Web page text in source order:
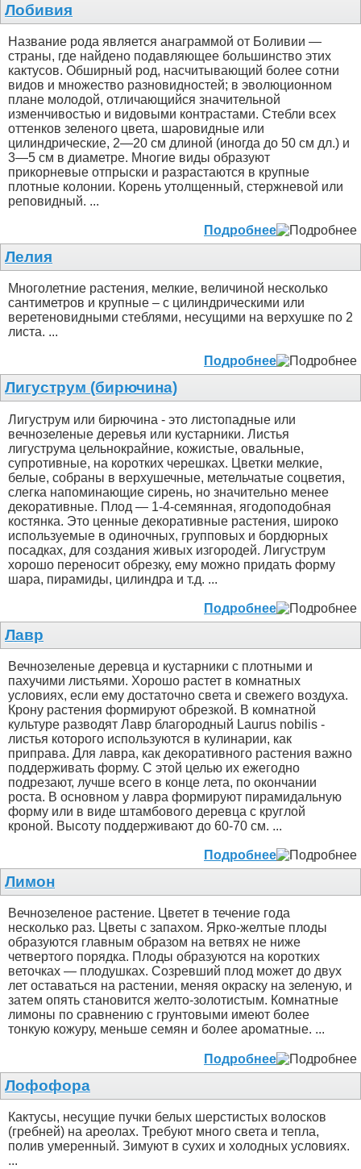
Лобивия
Название рода является анаграммой от Боливии —
страны, где найдено подавляющее большинство этих
кактусов. Обширный род, насчитывающий более сотни
видов и множество разновидностей; в эволюционном
плане молодой, отличающийся значительной
изменчивостью и видовыми контрастами. Стебли всех
оттенков зеленого цвета, шаровидные или
цилиндрические, 2—20 см длиной (иногда до 50 см дл.) и
3—5 см в диаметре. Многие виды образуют
прикорневые отпрыски и разрастаются в крупные
плотные колонии. Корень утолщенный, стержневой или
реповидный. ...
Подробнее
Лелия
Многолетние растения, мелкие, величиной несколько
сантиметров и крупные – с цилиндрическими или
веретеновидными стеблями, несущими на верхушке по 2
листа. ...
Подробнее
Лигуструм (бирючина)
Лигуструм или бирючина - это листопадные или
вечнозеленые деревья или кустарники. Листья
лигуструма цельнокрайние, кожистые, овальные,
супротивные, на коротких черешках. Цветки мелкие,
белые, собраны в верхушечные, метельчатые соцветия,
слегка напоминающие сирень, но значительно менее
декоративные. Плод — 1-4-семянная, ягодоподобная
костянка. Это ценные декоративные растения, широко
используемые в одиночных, групповых и бордюрных
посадках, для создания живых изгородей. Лигуструм
хорошо переносит обрезку, ему можно придать форму
шара, пирамиды, цилиндра и т.д. ...
Подробнее
Лавр
Вечнозеленые деревца и кустарники с плотными и
пахучими листьями. Хорошо растет в комнатных
условиях, если ему достаточно света и свежего воздуха.
Крону растения формируют обрезкой. В комнатной
культуре разводят Лавр благородный Laurus nobilis -
листья которого используются в кулинарии, как
приправа. Для лавра, как декоративного растения важно
поддерживать форму. С этой целью их ежегодно
подрезают, лучше всего в конце лета, по окончании
роста. В основном у лавра формируют пирамидальную
форму или в виде штамбового деревца с круглой
кроной. Высоту поддерживают до 60-70 см. ...
Подробнее
Лимон
Вечнозеленое растение. Цветет в течение года
несколько раз. Цветы с запахом. Ярко-желтые плоды
образуются главным образом на ветвях не ниже
четвертого порядка. Плоды образуются на коротких
веточках — плодушках. Созревший плод может до двух
лет оставаться на растении, меняя окраску на зеленую, и
затем опять становится желто-золотистым. Комнатные
лимоны по сравнению с грунтовыми имеют более
тонкую кожуру, меньше семян и более ароматные. ...
Подробнее
Лофофора
Кактусы, несущие пучки белых шерстистых волосков
(гребней) на ареолах. Требуют много света и тепла,
полив умеренный. Зимуют в сухих и холодных условиях.
...